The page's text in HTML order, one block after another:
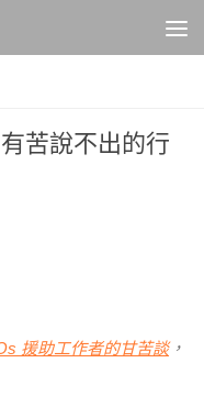
苦說不出的行
援助工作者的甘苦談，